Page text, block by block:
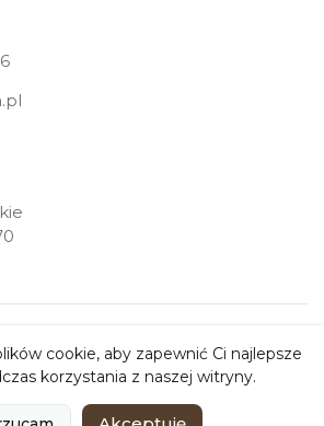
0
reserved.
cookie, aby zapewnić Ci najlepsze
korzystania z naszej witryny.